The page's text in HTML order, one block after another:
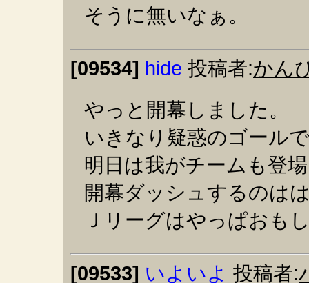
そうに無いなぁ。
[09534] hide 投稿者:かん
やっと開幕しました。
いきなり疑惑のゴール
明日は我がチームも登
開幕ダッシュするのは
Ｊリーグはやっぱおも
[09533] いよいよ 投稿者: